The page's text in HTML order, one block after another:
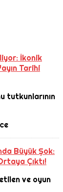
İkonik
Tarihi
tutkunlarının
Büyük Şok:
Çıktı!
ve oyun